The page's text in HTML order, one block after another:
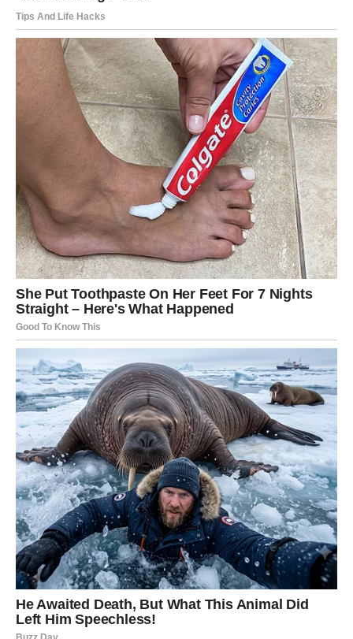
Dolazi osjećaj slobode.
Dolazi nova energija koja će mu pomoći da ostvari ono
što je dugo želio.
ŠKORPIJA – NAJVEĆE
OSLOBOĐENJE STIŽE KROZ
ISKRENOST
Škorpija je znak koji vrlo rijetko pokazuje koliko zaista
osjeća.
Iako djeluje snažno, hladno i nedodirljivo, njeno srce
često prolazi kroz oluje koje niko ne vidi.
Ona mnogo toga naslućuje.
Mnogo toga osjeti prije nego što se dogodi.